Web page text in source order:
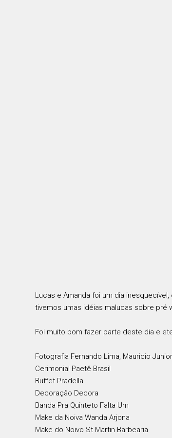
Lucas e Amanda foi um dia
tivemos umas idéias malucas sobre pré
Foi muito bom fazer parte deste dia e
Fotografia Fernando Lima, Mauricio
Cerimonial Paetê Brasil
Buffet Pradella
Decoração Decora
Banda Pra Quinteto Falta Um
Make da Noiva Wanda Arjona
Make do Noivo St Martin Barbearia